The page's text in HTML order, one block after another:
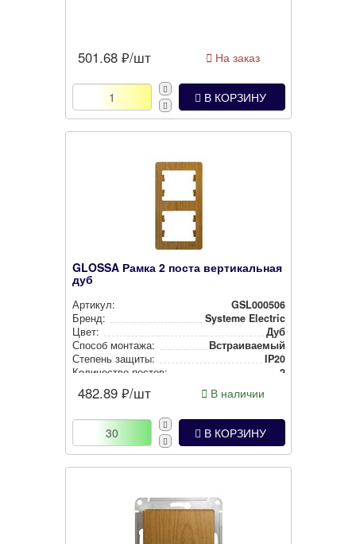
501.68 ₽/шт На заказ
В КОРЗИНУ
GLOSSA Рамка 2 поста вертикальная
дуб
Артикул:
GSL000506
Бренд:
Systeme Electric
Цвет:
Дуб
Способ монтажа:
Встра­ива­емый
Степень защиты:
IP20
Количество постов:
2
482.89 ₽/шт В наличии
В КОРЗИНУ